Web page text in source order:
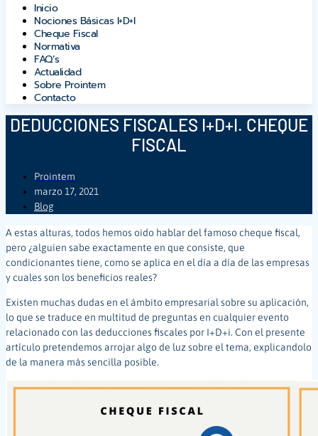
Inicio
Nociones Básicas I+D+i
Cheque Fiscal
Normativa
FAQ’s
Actualidad
Sobre Prointem
Contacto
DEDUCCIONES FISCALES I+D+I. CHEQUE
FISCAL
Prointem
marzo 17, 2021
Blog
A estas alturas, todos hemos oido hablar del famoso cheque fiscal,
pero ¿alguien sabe exactamente en que consiste, que
condicionantes tiene, como se aplica en el día a día de las empresas
y cuales son los beneficios reales?
Existen muchas dudas en el ámbito empresarial sobre su aplicación,
lo que se traduce en multitud de preguntas en cualquier evento
relacionado con las deducciones fiscales por I+D+i. Con el presente
artículo pretendemos arrojar algo de luz sobre el tema, explicandolo
de la manera más sencilla posible.